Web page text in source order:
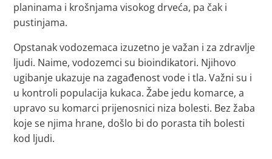
planinama i krošnjama visokog drveća, pa čak i
pustinjama.
Opstanak vodozemaca izuzetno je važan i za zdravlje
ljudi. Naime, vodozemci su bioindikatori. Njihovo
ugibanje ukazuje na zagađenost vode i tla. Važni su i
u kontroli populacija kukaca. Žabe jedu komarce, a
upravo su komarci prijenosnici niza bolesti. Bez žaba
koje se njima hrane, došlo bi do porasta tih bolesti
kod ljudi.